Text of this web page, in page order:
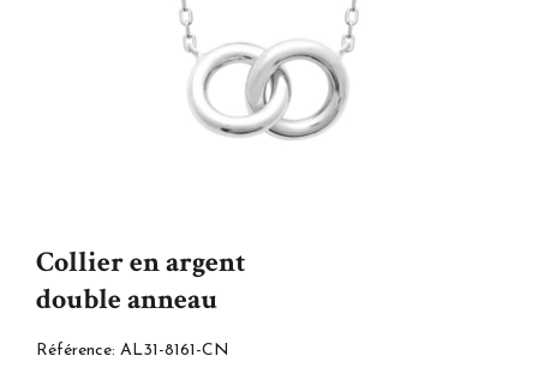
Collier en argent
double anneau
Référence: AL31-8161-CN